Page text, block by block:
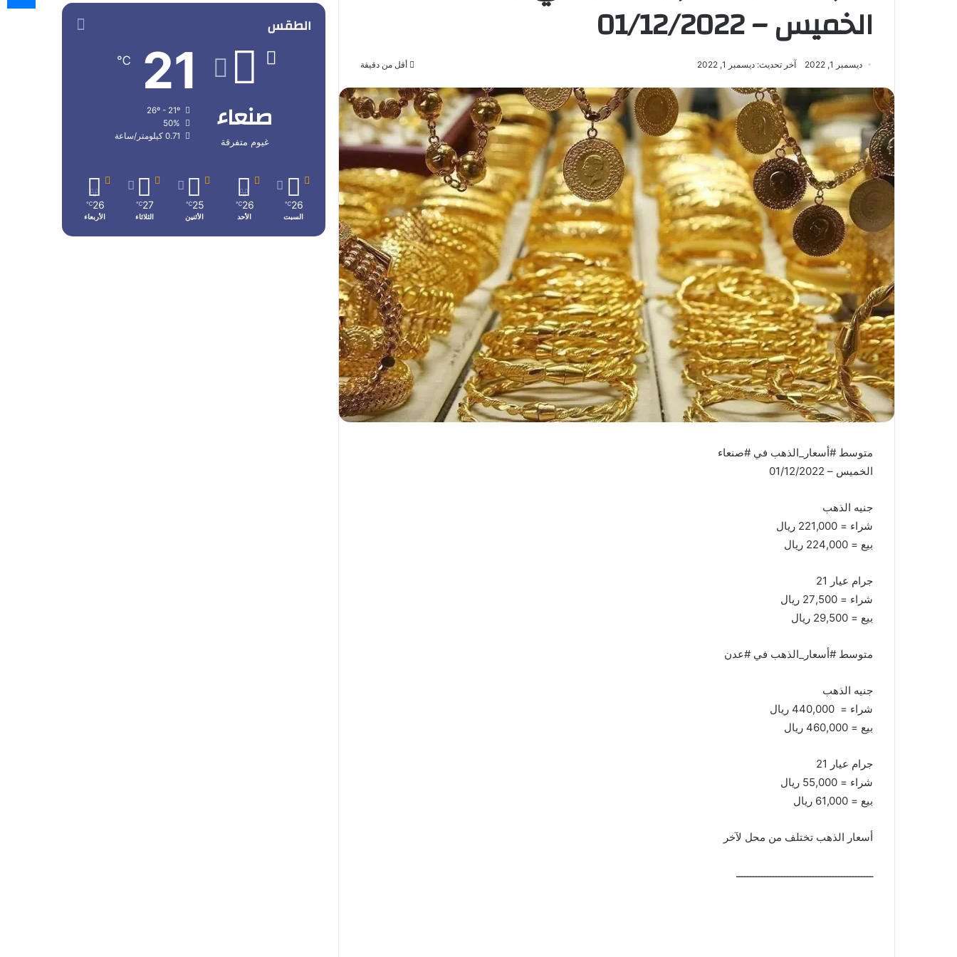
الخميس – 01/12/2022
ديسمبر 1, 2022 آخر تحديث: ديسمبر 1, 2022 أقل من دقيقة
متوسط #أسعار_الذهب في #صنعاء
الخميس – 01/12/2022
جنيه الذهب
شراء = 221,000 ريال
بيع = 224,000 ريال
جرام عيار 21
شراء = 27,500 ريال
بيع = 29,500 ريال
متوسط #أسعار_الذهب في #عدن
جنيه الذهب
شراء = 440,000 ريال
بيع = 460,000 ريال
جرام عيار 21
شراء = 55,000 ريال
بيع = 61,000 ريال
أسعار الذهب تختلف من محل لآخر
ــــــــــــــــــــــــــــــــــــــــــــــــ
الطقس
صنعاء
غيوم متفرقة
21
℃
26º - 21º
50%
0.71 كيلومتر/ساعة
26
℃
السبت
26
℃
الأحد
25
℃
الأثنين
27
℃
الثلاثاء
26
℃
الأربعاء